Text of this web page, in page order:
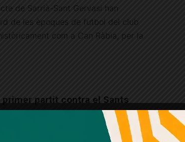
de Sarrià-Sant Gervasi han
de les èpoques de futbol del club
com a Can Ràbia, per la
primer partit contra el Sants
un acte, el gener del 2023, on
, on hi havia el mític